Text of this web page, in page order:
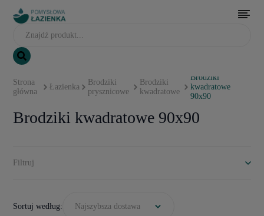
Strona
główna
Łazienka
Brodziki
prysznicowe
Brodziki
kwadratowe
Brodziki
kwadratowe
90x90
Brodziki kwadratowe 90x90
Filtruj
Sortuj według: Najszybsza dostawa